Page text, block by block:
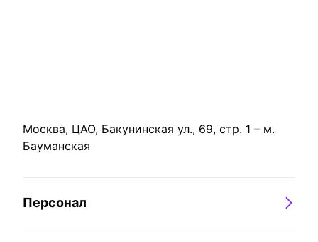
Москва, ЦАО, Бакунинская ул., 69, стр. 1
м.
Бауманская
Персонал